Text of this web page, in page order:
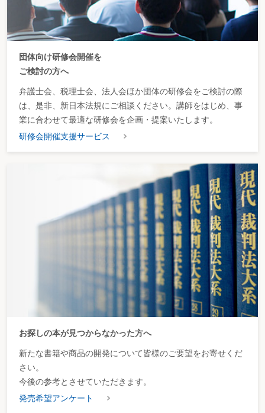
団体向け研修会開催を
ご検討の方へ
弁護士会、税理士会、法人会ほか団体の研修会をご検討の際
は、是非、新日本法規にご相談ください。講師をはじめ、事
業に合わせて最適な研修会を企画・提案いたします。
研修会開催支援サービス
お探しの本が見つからなかった方へ
新たな書籍や商品の開発について皆様のご要望をお寄せくだ
さい。
今後の参考とさせていただきます。
発売希望アンケート